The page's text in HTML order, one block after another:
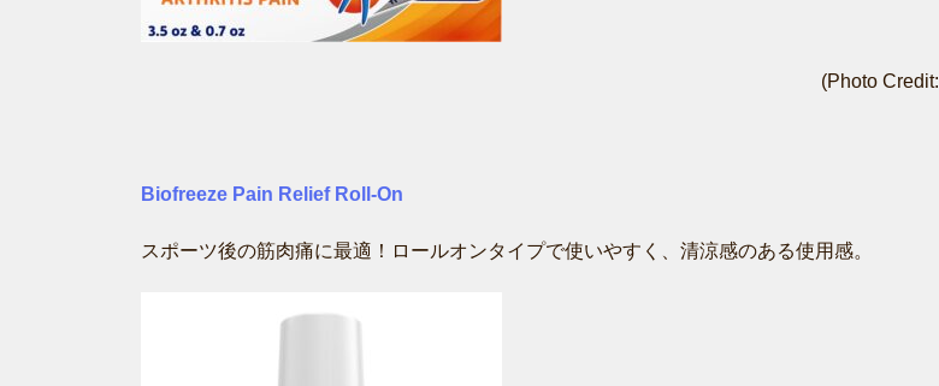
(Photo Credit:
Biofreeze Pain Relief Roll-On
スポーツ後の筋肉痛に最適！ロールオンタイプで使いやすく、清涼感のある使用感。